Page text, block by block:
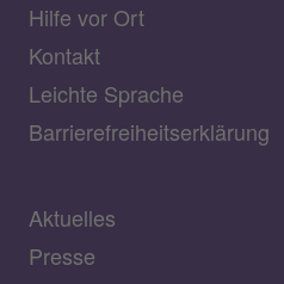
Hilfe vor Ort
Kontakt
Leichte Sprache
Barrierefreiheitserklärung
Aktuelles
Presse